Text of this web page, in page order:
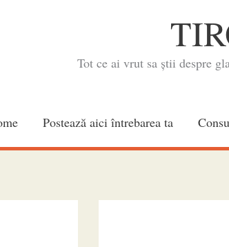
Tot ce ai vrut sa știi despre
Postează aici întrebarea ta